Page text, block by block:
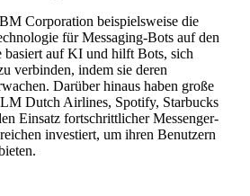
Corporation beispielsweise die
für Messaging-Bots auf den
basiert auf KI und hilft Bots, sich
verbinden, indem sie deren
Darüber hinaus haben große
Dutch Airlines, Spotify, Starbucks
Einsatz fortschrittlicher Messenger-
investiert, um ihren Benutzern